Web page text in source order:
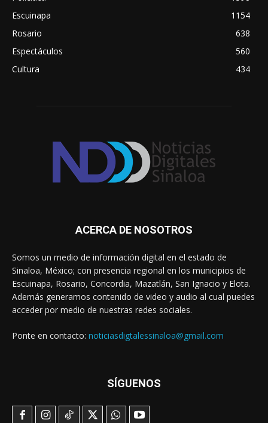
Escuinapa
1154
Rosario
638
Espectáculos
560
Cultura
434
ACERCA DE NOSOTROS
Somos un medio de información digital en el estado de
Sinaloa, México; con presencia regional en los municipios de
Escuinapa, Rosario, Concordia, Mazatlán, San Ignacio y Elota.
Además generamos contenido de video y audio al cual puedes
acceder por medio de nuestras redes sociales.
Ponte en contacto: noticiasdigtalessinaloa@gmail.com
SÍGUENOS